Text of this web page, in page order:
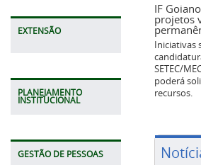
EXTENSÃO
PLANEJAMENTO
INSTITUCIONAL
GESTÃO DE PESSOAS
IF
projetos
Iniciativas
SETEC/
poderá
recursos.